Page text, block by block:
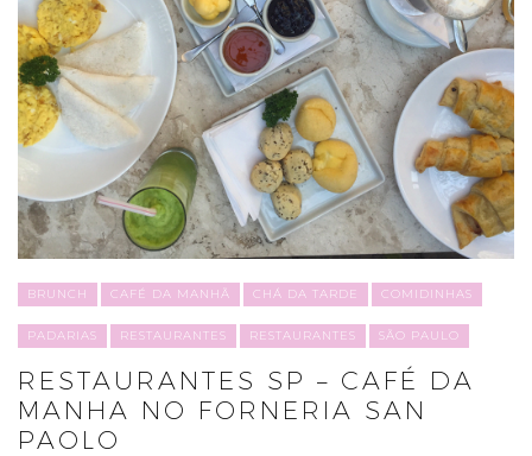
BRUNCH CAFÉ DA MANHÃ CHÁ DA TARDE COMIDINHAS
PADARIAS RESTAURANTES RESTAURANTES SÃO PAULO
RESTAURANTES SP – CAFÉ DA
MANHA NO FORNERIA SAN
PAOLO